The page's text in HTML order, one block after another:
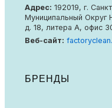
Адрес: 192019, г.
Муниципальный Округ
д. 18, литера А, офис
Веб-сайт:
БРЕНДЫ